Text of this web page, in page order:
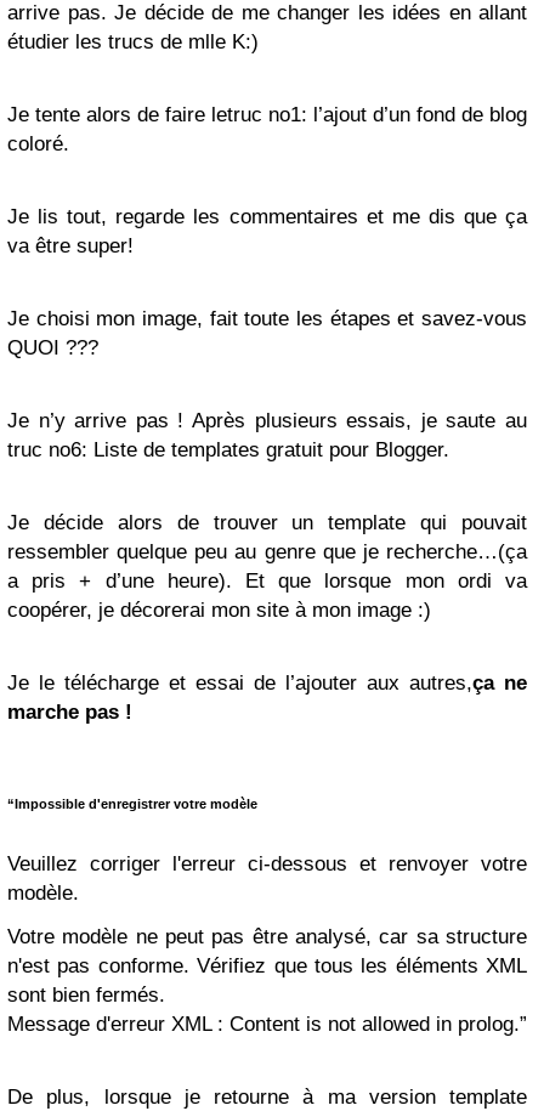
arrive pas. Je décide de me changer les idées en allant
étudier les trucs de mlle K:)
Je tente alors de faire letruc no1: l’ajout d’un fond de blog
coloré.
Je lis tout, regarde les commentaires et me dis que ça
va être super!
Je choisi mon image, fait toute les étapes et savez-vous
QUOI ???
Je n’y arrive pas ! Après plusieurs essais, je saute au
truc no6: Liste de templates gratuit pour Blogger.
Je décide alors de trouver un template qui pouvait
ressembler quelque peu au genre que je recherche…(ça
a pris + d’une heure). Et que lorsque mon ordi va
coopérer, je décorerai mon site à mon image :)
Je le télécharge et essai de l’ajouter aux autres,ça ne
marche pas !
“Impossible d'enregistrer votre modèle
Veuillez corriger l'erreur ci-dessous et renvoyer votre
modèle.
Votre modèle ne peut pas être analysé, car sa structure
n'est pas conforme. Vérifiez que tous les éléments XML
sont bien fermés.
Message d'erreur XML : Content is not allowed in prolog.”
De plus, lorsque je retourne à ma version template